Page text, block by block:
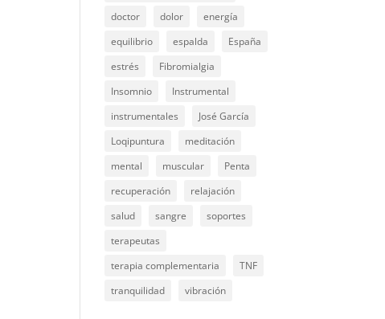
doctor
dolor
energía
equilibrio
espalda
España
estrés
Fibromialgia
Insomnio
Instrumental
instrumentales
José García
Loqipuntura
meditación
mental
muscular
Penta
recuperación
relajación
salud
sangre
soportes
terapeutas
terapia complementaria
TNF
tranquilidad
vibración